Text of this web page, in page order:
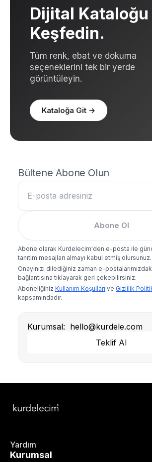
Dijital Kataloğu
Keşfedin.
Tüm renk, ebat ve dokuma
seçeneklerini tek bir yerde
görüntüleyin.
Kataloğa Git →
Bültene Abone Olun
Abone Ol
Abone olarak Kurdelecim'den e-posta ile
tanıtım mesajları almayı kabul etmiş olursunuz.
Onayınızı dilediğiniz zaman e-
bağlantısına tıklayarak geri çekebilirsiniz.
Aboneliğiniz Kullanım Koşulları ve Gizlilik
kapsamındadır.
Kurumsal: hello@kurdele.com
Teklif Al
Yardım
Kurumsal